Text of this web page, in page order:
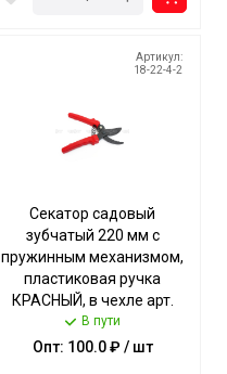
Артикул:
18-22-4-2
Секатор садовый
зубчатый 220 мм с
пружинным механизмом,
пластиковая ручка
КРАСНЫЙ, в чехле арт.
180001 $ [60] Богатый
урожай
В пути
Опт: 100.0 ₽ / шт